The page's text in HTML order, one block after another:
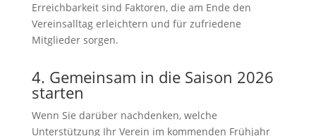
Erreichbarkeit sind Faktoren, die am Ende den
Vereinsalltag erleichtern und für zufriedene
Mitglieder sorgen.
4. Gemeinsam in die Saison 2026
starten
Wenn Sie darüber nachdenken, welche
Unterstützung Ihr Verein im kommenden Frühjahr